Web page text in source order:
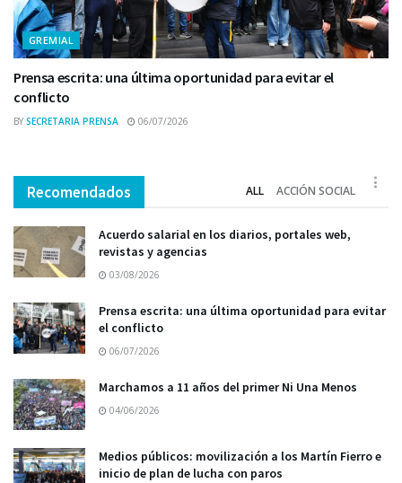
GREMIAL
Prensa escrita: una última oportunidad para evitar el
conflicto
BY SECRETARIA PRENSA 06/07/2026
Recomendados ALL ACCIÓN SOCIAL
Acuerdo salarial en los diarios, portales web,
revistas y agencias
03/08/2026
Prensa escrita: una última oportunidad para evitar
el conflicto
06/07/2026
Marchamos a 11 años del primer Ni Una Menos
04/06/2026
Medios públicos: movilización a los Martín Fierro e
inicio de plan de lucha con paros